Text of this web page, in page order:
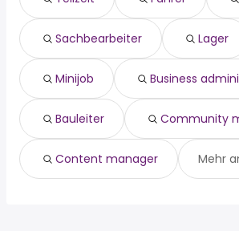
Xanten
Rees
Kempen
Rheinberg
Kevelaer
Xanten
Rees
lager
minijob
business administrator
bauleiter
community manager
content manager
Sachbearbeiter Lager
Minijob Business
Bauleiter Community
Content manager Mehr